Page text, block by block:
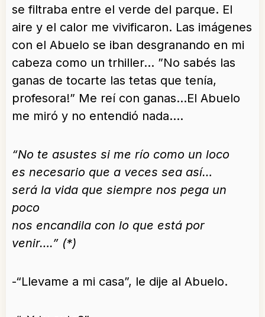
se filtraba entre el verde del parque. El
aire y el calor me vivificaron. Las imágenes
con el Abuelo se iban desgranando en mi
cabeza como un trhiller… ”No sabés las
ganas de tocarte las tetas que tenía,
profesora!” Me reí con ganas…El Abuelo
me miró y no entendió nada….
“No te asustes si me río como un loco
es necesario que a veces sea así…
será la vida que siempre nos pega un
poco
nos encandila con lo que está por
venir….” (*)
-“Llevame a mi casa”, le dije al Abuelo.